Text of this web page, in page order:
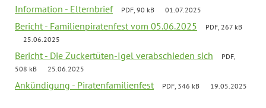
Information - Elternbrief PDF, 90 kB 01.07.2025
Bericht - Familienpiratenfest vom 05.06.2025
PDF, 267 kB
25.06.2025
Bericht - Die Zuckertüten-Igel verabschieden sich
PDF,
508 kB
25.06.2025
Ankündigung - Piratenfamilienfest PDF, 346 kB 19.05.2025